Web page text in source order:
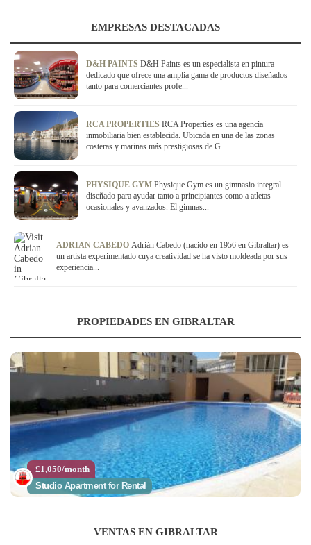
EMPRESAS DESTACADAS
D&H PAINTS D&H Paints es un especialista en pintura
dedicado que ofrece una amplia gama de productos diseñados
tanto para comerciantes profe...
RCA PROPERTIES RCA Properties es una agencia
inmobiliaria bien establecida. Ubicada en una de las zonas
costeras y marinas más prestigiosas de G...
PHYSIQUE GYM Physique Gym es un gimnasio integral
diseñado para ayudar tanto a principiantes como a atletas
ocasionales y avanzados. El gimnas...
ADRIAN CABEDO Adrián Cabedo (nacido en 1956 en Gibraltar) es
un artista experimentado cuya creatividad se ha visto moldeada por sus
experiencia...
PROPIEDADES EN GIBRALTAR
£1,050/month
Studio Apartment for Rental
VENTAS EN GIBRALTAR